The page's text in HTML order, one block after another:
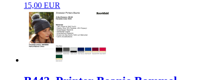
15,00 EUR